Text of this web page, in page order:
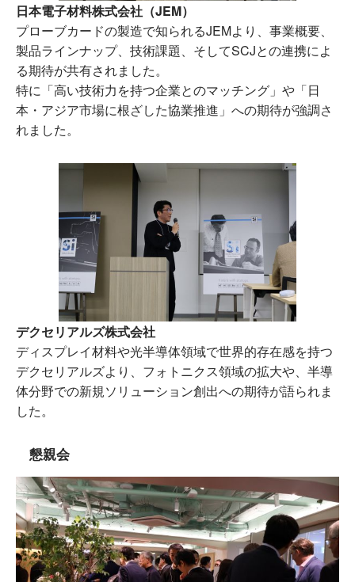
日本電子材料株式会社（JEM）
プローブカードの製造で知られるJEMより、事業概要、
製品ラインナップ、技術課題、そしてSCJとの連携によ
る期待が共有されました。
特に「高い技術力を持つ企業とのマッチング」や「日
本・アジア市場に根ざした協業推進」への期待が強調さ
れました。
デクセリアルズ株式会社
ディスプレイ材料や光半導体領域で世界的存在感を持つ
デクセリアルズより、フォトニクス領域の拡大や、半導
体分野での新規ソリューション創出への期待が語られま
した。
懇親会